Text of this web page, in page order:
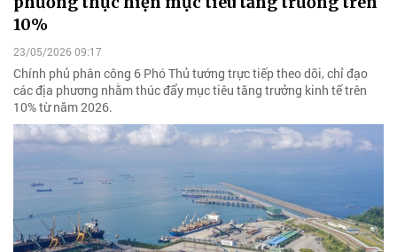
10%
23/05/2026 09:17
Chính phủ phân công 6 Phó Thủ tướng trực tiếp theo dõi, chỉ đạo
các địa phương nhằm thúc đẩy mục tiêu tăng trưởng kinh tế trên
10% từ năm 2026.